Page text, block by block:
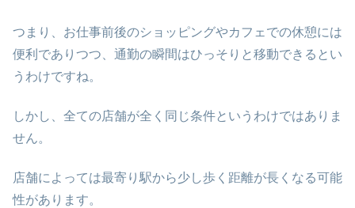
つまり、お仕事前後のショッピングやカフェでの休憩には
便利でありつつ、通勤の瞬間はひっそりと移動できるとい
うわけですね。
しかし、全ての店舗が全く同じ条件というわけではありま
せん。
店舗によっては最寄り駅から少し歩く距離が長くなる可能
性があります。